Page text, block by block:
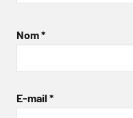
Nom*
E-mail *